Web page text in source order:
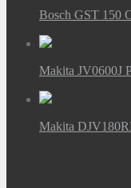
Bosch GST 150
Makita JV0600J
Makita